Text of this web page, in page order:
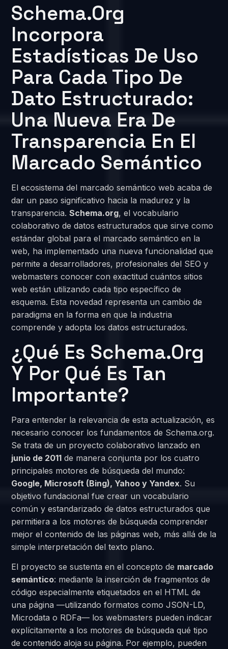
Schema.org
Incorpora
Estadísticas De Uso
Para Cada Tipo De
Dato Estructurado:
Una Nueva Era De
Transparencia En El
Marcado Semántico
El ecosistema del marcado semántico web acaba de
dar un paso significativo hacia la madurez y la
transparencia.Schema.org, el vocabulario
colaborativo de datos estructurados que sirve como
estándar global para el marcado semántico en la
web, ha implementado una nueva funcionalidad que
permite a desarrolladores, profesionales del SEO y
webmasters conocer con exactitud cuántos sitios
web están utilizando cada tipo específico de
esquema. Esta novedad representa un cambio de
paradigma en la forma en que la industria
comprende y adopta los datos estructurados.
¿Qué Es Schema.org
Y Por Qué Es Tan
Importante?
Para entender la relevancia de esta actualización, es
necesario conocer los fundamentos de Schema.org.
Se trata de un proyecto colaborativo lanzado en
junio de 2011 de manera conjunta por los cuatro
principales motores de búsqueda del mundo:
Google, Microsoft (Bing), Yahoo y Yandex. Su
objetivo fundacional fue crear un vocabulario
común y estandarizado de datos estructurados que
permitiera a los motores de búsqueda comprender
mejor el contenido de las páginas web, más allá de la
simple interpretación del texto plano.
El proyecto se sustenta en el concepto de marcado
semántico: mediante la inserción de fragmentos de
código especialmente etiquetados en el HTML de
una página —utilizando formatos como JSON-LD,
Microdata o RDFa— los webmasters pueden indicar
explícitamente a los motores de búsqueda qué tipo
de contenido aloja su página. Por ejemplo, pueden